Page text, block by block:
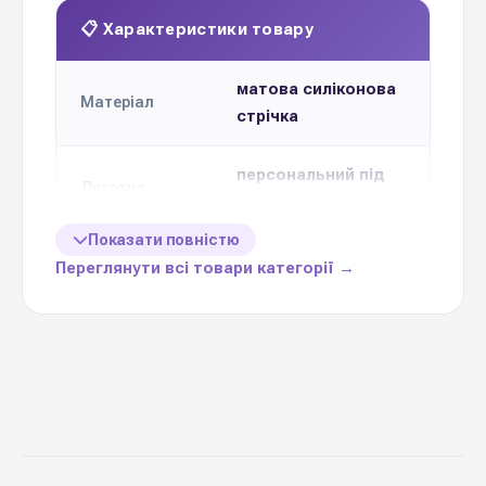
📋 Характеристики товару
Матеріал
матова силіконова
стрічка
персональний під
Показати повністю
Переглянути всі товари категорії →